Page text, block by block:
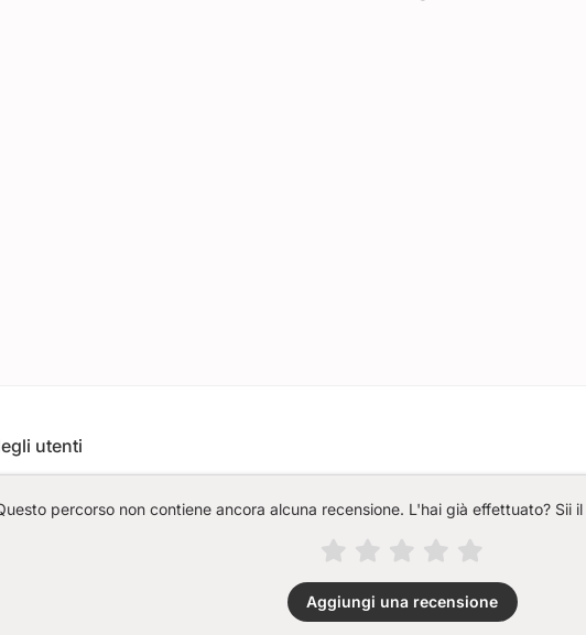
utenti
percorso non contiene ancora alcuna recensione. L'hai già effettuato? Sii
Aggiungi una recensione